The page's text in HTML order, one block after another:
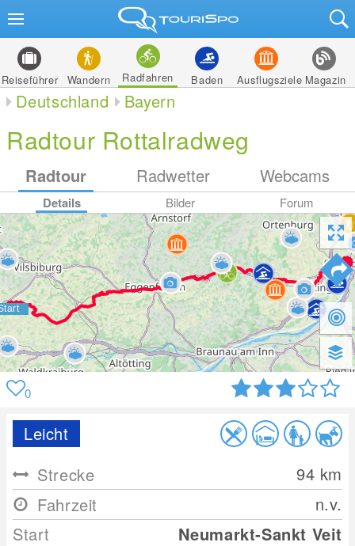
Reiseführer Wandern Radfahren Baden Ausflugsziele Magazin
Deutschland Bayern
Radtour Rottalradweg
Radtour Radwetter Webcams
Details Bilder Forum
0
Leicht
Strecke
94 km
Fahrzeit
n.v.
Start
Neumarkt-Sankt Veit